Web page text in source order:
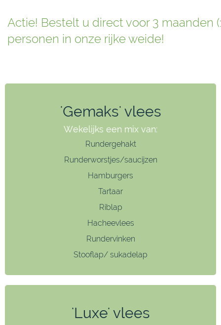
Actie! Bestelt u direct voor 3 maanden
personen in onze rijke weide!
'Gemaks' vlees
Wekelijks een mix van:
Rundergehakt
Runderworstjes/saucijzen
Hamburgers
Tartaar
Riblap
Hacheevlees
Rundervinken
Stooflap/ sukadelap
'Luxe' vlees